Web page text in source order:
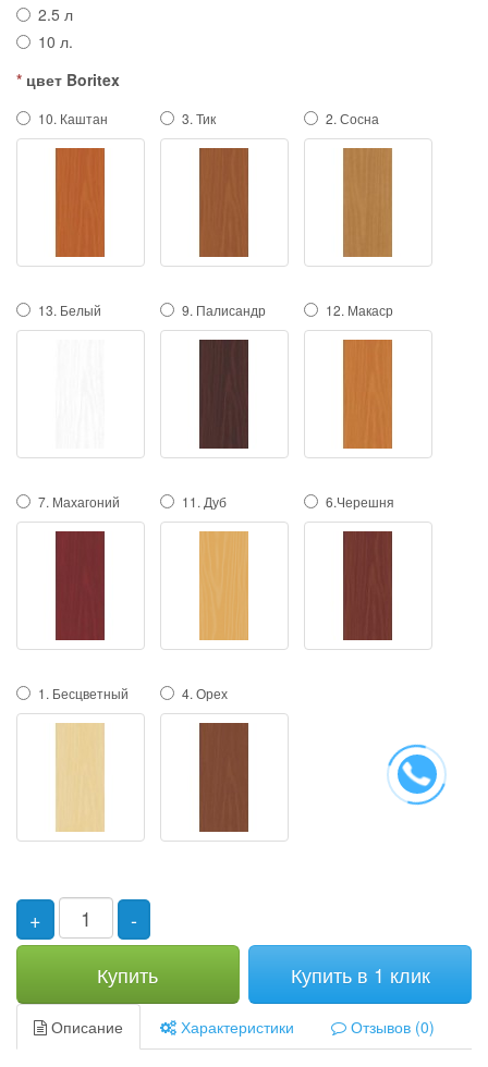
2.5 л
10 л.
цвет Boritex
10. Каштан 3. Тик 2. Сосна
13. Белый 9. Палисандр 12. Макаср
7. Махагоний 11. Дуб 6.Черешня
1. Бесцветный 4. Орех
+
-
Купить
Купить в 1 клик
Описание Характеристики Отзывов (0)